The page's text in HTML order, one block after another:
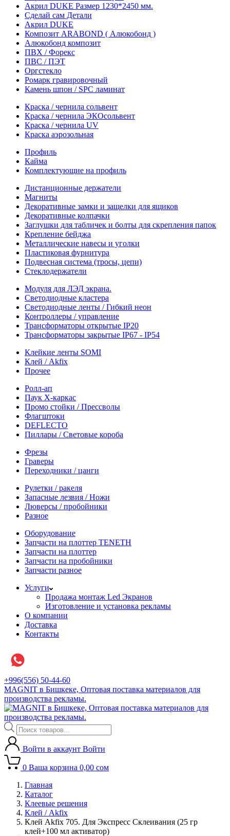
Акрил DUKE Размер 1230*2450 мм.
Сделай сам Детали
Акрил DUKE
Композит ARABOND ( Алюкобонд )
Алюкобонд композит
ПВХ / Форекс
ПВС / ПЭТ
Оргстекло
Ромарк гравировочный
Камень шпон / SPC ламинат
Краска / чернила сольвент
Краска / чернила ЭКОсольвент
Краска / чернила UV
Краска аэрозольная
Профиль
Кайма
Комплектующие на профиль
Дистанционные держатели
Магниты
Декоративные замки и защелки для ящиков
Декоративные колпачки
Заглушки для табличек и болты для скрепления папок
Крепление бейджа
Металлические навесы и уголки
Пластиковая фурнитура
Подвесная система (тросы, цепи)
Стеклодержатели
Модуля для ЛЭД экрана.
Светодиодные кластера
Светодиодные ленты / Гибкий неон
Контроллеры / управление
Трансформаторы открытые IP20
Трансформаторы закрытые IP67 - IP54
Клейкие ленты SOMI
Клей / Akfix
Прочее
Ролл-ап
Паук X-каркас
Промо стойки / Прессволы
Флагштоки
DEFLECTO
Пиллары / Световые короба
Фрезы
Граверы
Переходники / цанги
Рулетки / ракеля
Запасные лезвия / Ножи
Люверсы / пробойники
Разное
Оборудование
Запчасти на плоттер TENETH
Запчасти на плоттер
Запчасти на пробойники
Запчасти разное
Услуги
Продажа монтаж Led Экранов
Изготовление и установка рекламы
О компании
Доставка
Контакты
+996(556) 50-44-60
MAGNIT в Бишкеке, Оптовая поставка материалов для
производства рекламы.
Поиск
товаров
Войти в аккаунт Войти
0 Ваша корзина 0,00 сом
Главная
Каталог
Клеевые решения
Клей / Akfix
Клей Akfix 705. Для Экспресс Склеивания (25 гр
клей+100 мл активатор)